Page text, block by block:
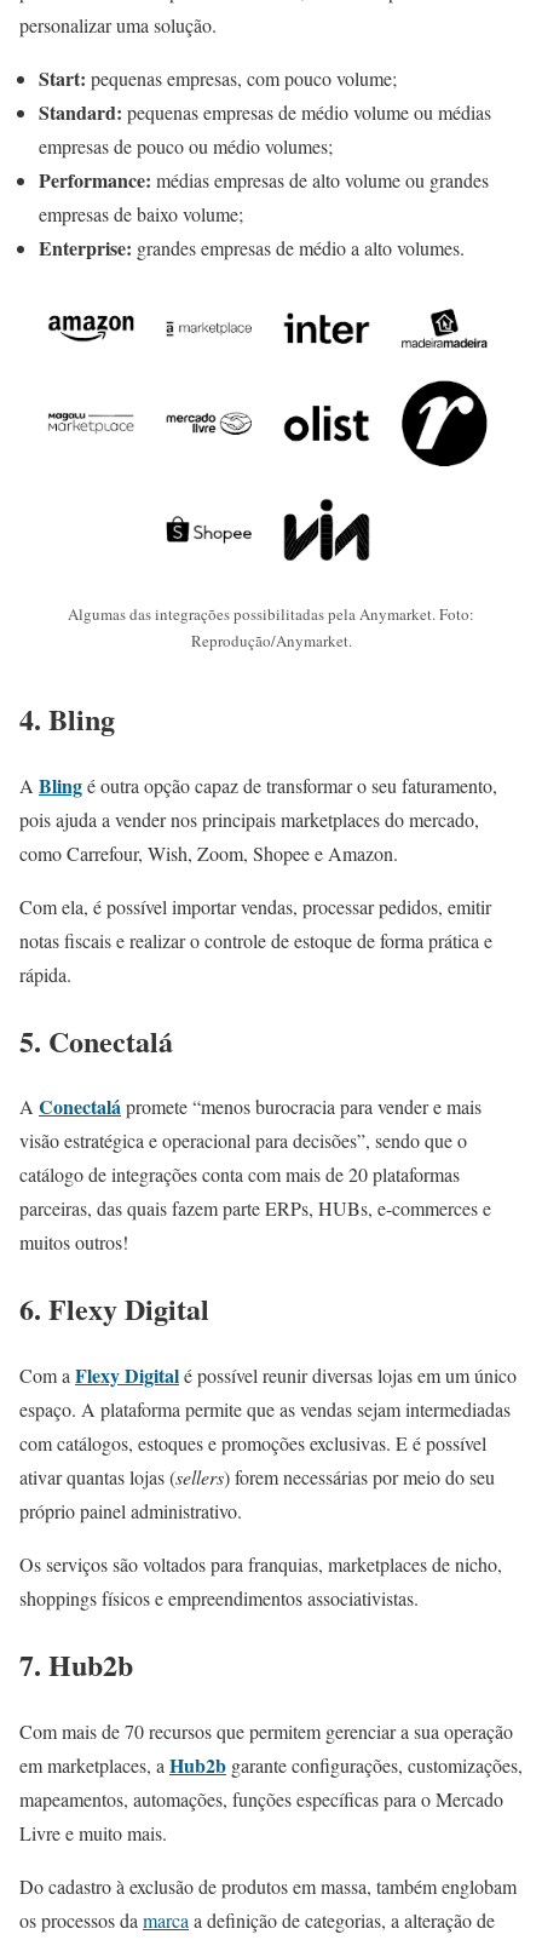
personalizar uma solução.
Start: pequenas empresas, com pouco volume;
Standard: pequenas empresas de médio volume ou médias
empresas de pouco ou médio volumes;
Performance: médias empresas de alto volume ou grandes
empresas de baixo volume;
Enterprise: grandes empresas de médio a alto volumes.
Algumas das integrações possibilitadas pela Anymarket. Foto:
Reprodução/Anymarket.
4. Bling
A Blingé outra opção capaz de transformar o seu faturamento,
pois ajuda a vender nos principais marketplaces do mercado,
como Carrefour, Wish, Zoom, Shopee e Amazon.
Com ela, é possível importar vendas, processar pedidos, emitir
notas fiscais e realizar o controle de estoque de forma prática e
rápida.
5. Conectalá
A Conectalápromete “menos burocracia para vender e mais
visão estratégica e operacional para decisões”, sendo que o
catálogo de integrações conta com mais de 20 plataformas
parceiras, das quais fazem parte ERPs, HUBs, e-commerces e
muitos outros!
6. Flexy Digital
Com aFlexy Digitalé possível reunir diversas lojas em um único
espaço. A plataforma permite que as vendas sejam intermediadas
com catálogos, estoques e promoções exclusivas. E é possível
ativar quantas lojas (sellers) forem necessárias por meio do seu
próprio painel administrativo.
Os serviços são voltados para franquias, marketplaces de nicho,
shoppings físicos e empreendimentos associativistas.
7. Hub2b
Com mais de 70 recursos que permitem gerenciar a sua operação
em marketplaces, a Hub2b garante configurações, customizações,
mapeamentos, automações, funções específicas para o Mercado
Livre e muito mais.
Do cadastro à exclusão de produtos em massa, também englobam
os processos da marca a definição de categorias, a alteração de